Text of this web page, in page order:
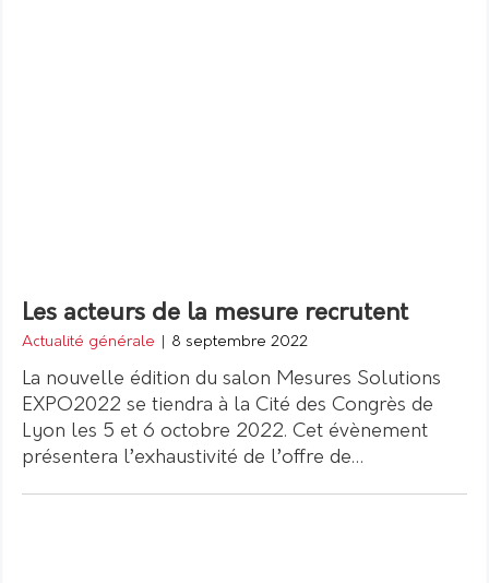
Les acteurs de la mesure recrutent
Actualité générale 8 septembre 2022
La nouvelle édition du salon Mesures Solutions
EXPO2022 se tiendra à la Cité des Congrès de
Lyon les 5 et 6 octobre 2022. Cet évènement
présentera l’exhaustivité de l’offre de…